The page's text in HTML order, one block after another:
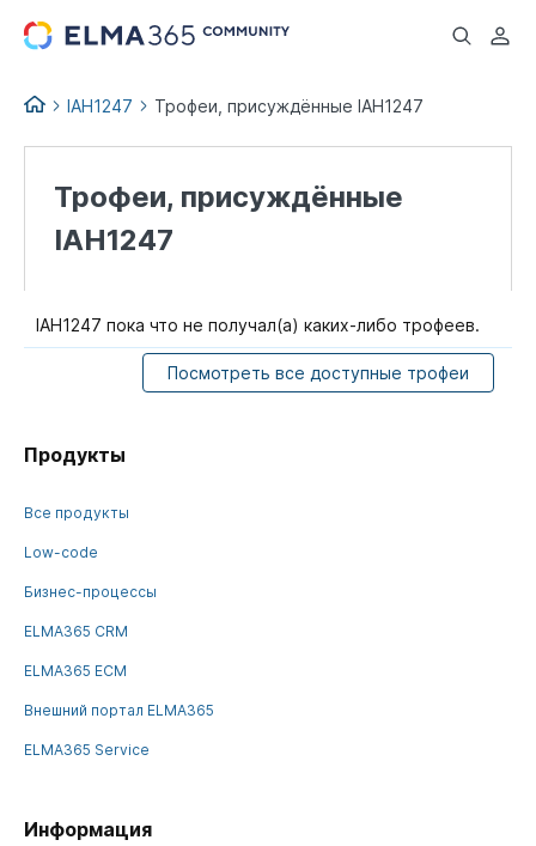
...
IAH1247 Трофеи, присуждённые IAH1247
Трофеи, присуждённые
IAH1247
IAH1247 пока что не получал(а) каких-либо трофеев.
Посмотреть все доступные трофеи
Продукты
Все продукты
Low-code
Бизнес-процессы
ELMA365 CRM
ELMA365 ECM
Внешний портал ELMA365
ELMA365 Service
Информация